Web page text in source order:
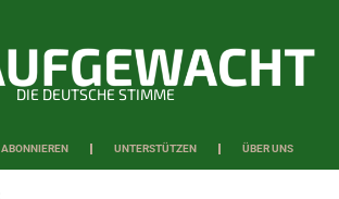
DIE DEUTSCHE STIMME
ABONNIEREN UNTERSTÜTZEN ÜBER UNS